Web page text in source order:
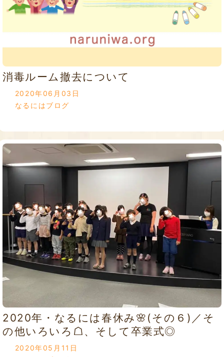
消毒ルーム撤去について
2020年06月03日
なるにはブログ
2020年・なるには春休み🌸(その６)／そ
の他いろいろ☖、そして卒業式◎
2020年05月11日